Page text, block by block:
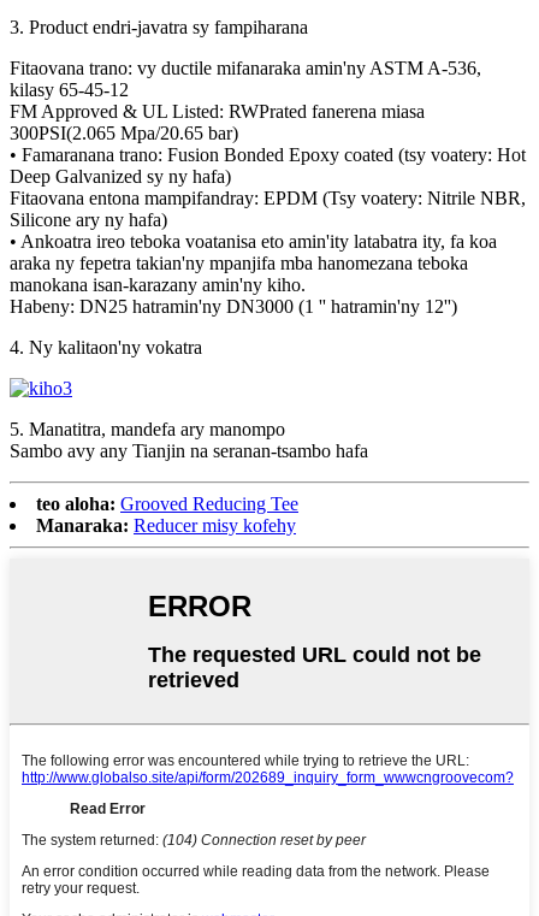
3. Product endri-javatra sy fampiharana
Fitaovana trano: vy ductile mifanaraka amin'ny ASTM A-536,
kilasy 65-45-12
FM Approved & UL Listed: RWPrated fanerena miasa
300PSI(2.065 Mpa/20.65 bar)
• Famaranana trano: Fusion Bonded Epoxy coated (tsy voatery: Hot
Deep Galvanized sy ny hafa)
Fitaovana entona mampifandray: EPDM (Tsy voatery: Nitrile NBR,
Silicone ary ny hafa)
• Ankoatra ireo teboka voatanisa eto amin'ity latabatra ity, fa koa
araka ny fepetra takian'ny mpanjifa mba hanomezana teboka
manokana isan-karazany amin'ny kiho.
Habeny: DN25 hatramin'ny DN3000 (1 '' hatramin'ny 12'')
4. Ny kalitaon'ny vokatra
5. Manatitra, mandefa ary manompo
Sambo avy any Tianjin na seranan-tsambo hafa
teo aloha: Grooved Reducing Tee
Manaraka: Reducer misy kofehy